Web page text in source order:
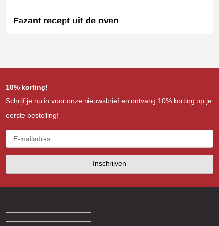
Fazant recept uit de oven
10% korting!
Schrijf je nu in voor onze nieuwsbrief en ontvang 10% korting op je
eerste bestelling!
Inschrijven